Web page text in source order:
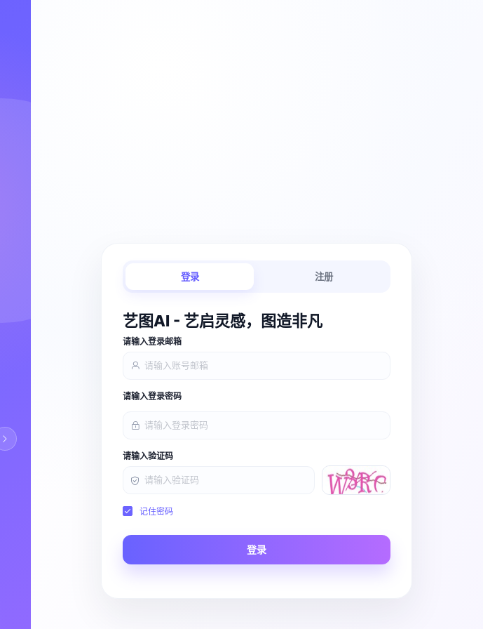
从脚本、分镜到视频生成，保持创作链路连贯顺畅。
Scene
登录 注册
艺图AI - 艺启灵感，图造非凡
请输入登录邮箱
请输入登录密码
请输入验证码
记住密码
登录